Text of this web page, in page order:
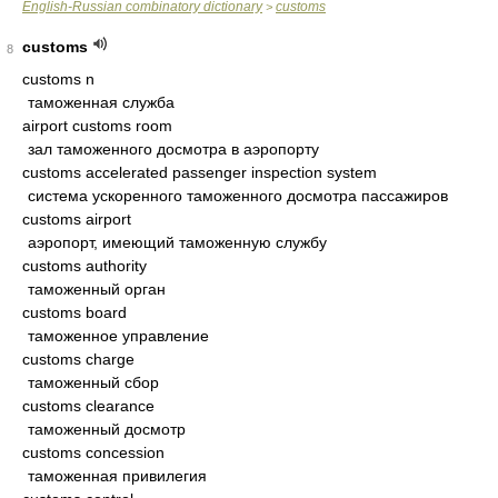
English-Russian combinatory dictionary> customs
8
customs
customs n
таможенная служба
airport customs room
зал таможенного досмотра в аэропорту
customs accelerated passenger inspection system
система ускоренного таможенного досмотра пассажиров
customs airport
аэропорт, имеющий таможенную службу
customs authority
таможенный орган
customs board
таможенное управление
customs charge
таможенный сбор
customs clearance
таможенный досмотр
customs concession
таможенная привилегия